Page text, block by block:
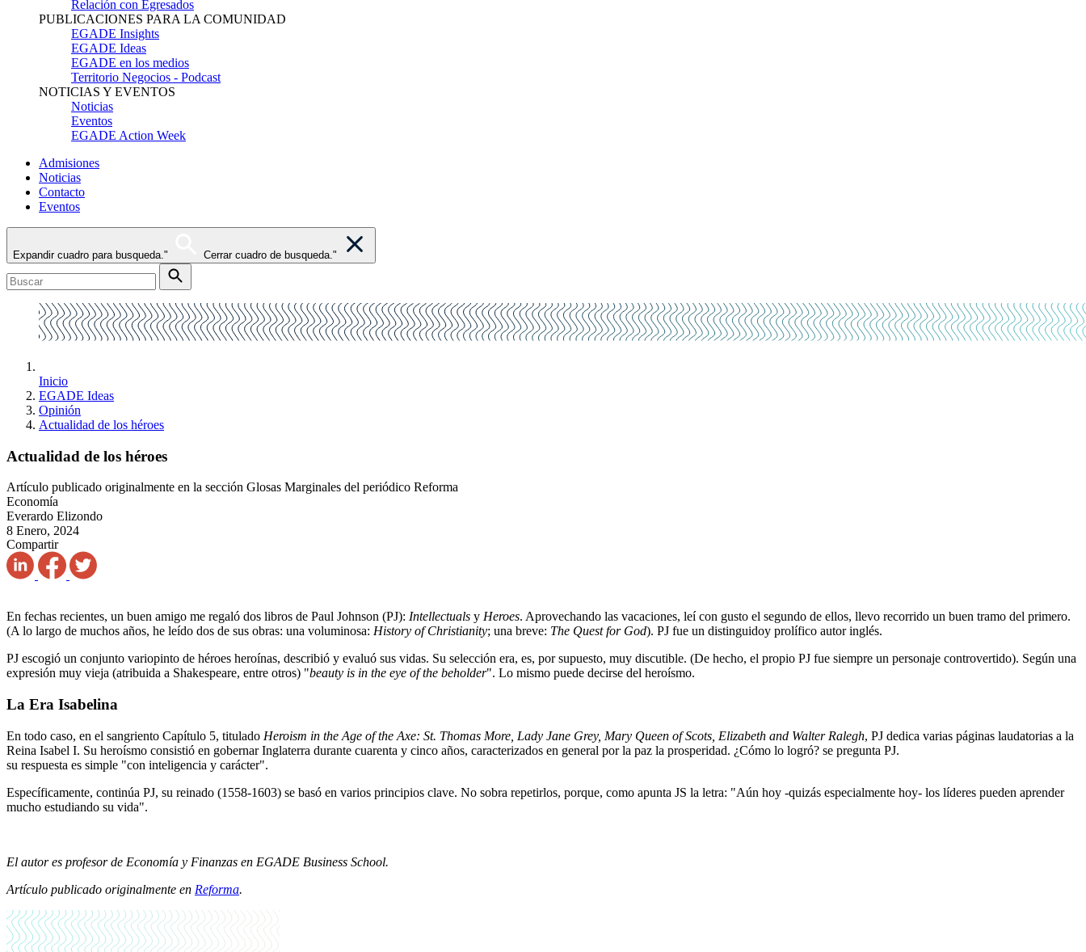
Relación con Egresados
PUBLICACIONES PARA LA COMUNIDAD
EGADE Insights
EGADE Ideas
EGADE en los medios
Territorio Negocios - Podcast
NOTICIAS Y EVENTOS
Noticias
Eventos
EGADE Action Week
Admisiones
Noticias
Contacto
Eventos
Expandir cuadro para busqueda." Cerrar cuadro de busqueda."
Inicio
EGADE Ideas
Opinión
Actualidad de los héroes
Actualidad de los héroes
Artículo publicado originalmente en la sección Glosas Marginales del periódico Reforma
Economía
Everardo Elizondo
8 Enero, 2024
Compartir
En fechas recientes, un buen amigo me regaló dos libros de Paul Johnson (PJ): Intellectuals y Heroes. Aprovechando las vacaciones, leí con gusto el segundo de ellos, llevo recorrido un buen tramo del primero.
(A lo largo de muchos años, he leído dos de sus obras: una voluminosa: History of Christianity; una breve: The Quest for God). PJ fue un distinguidoy prolífico autor inglés.
PJ escogió un conjunto variopinto de héroes heroínas, describió y evaluó sus vidas. Su selección era, es, por supuesto, muy discutible. (De hecho, el propio PJ fue siempre un personaje controvertido). Según una
expresión muy vieja (atribuida a Shakespeare, entre otros) "beauty is in the eye of the beholder". Lo mismo puede decirse del heroísmo.
La Era Isabelina
En todo caso, en el sangriento Capítulo 5, titulado Heroism in the Age of the Axe: St. Thomas More, Lady Jane Grey, Mary Queen of Scots, Elizabeth and Walter Ralegh, PJ dedica varias páginas laudatorias a la
Reina Isabel I. Su heroísmo consistió en gobernar Inglaterra durante cuarenta y cinco años, caracterizados en general por la paz la prosperidad. ¿Cómo lo logró? se pregunta PJ.
su respuesta es simple "con inteligencia y carácter".
Específicamente, continúa PJ, su reinado (1558-1603) se basó en varios principios clave. No sobra repetirlos, porque, como apunta JS la letra: "Aún hoy -quizás especialmente hoy- los líderes pueden aprender
mucho estudiando su vida".
El autor es profesor de Economía y Finanzas en EGADE Business School.
Artículo publicado originalmente en Reforma.